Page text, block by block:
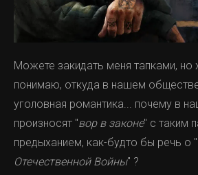
Можете закидать меня тапками, но
понимаю, откуда в нашем
уголовная романтика... почему в
произносят "вор в законе" с таким
предыханием, как-будто бы речь о "
Отечественной Войны" ?